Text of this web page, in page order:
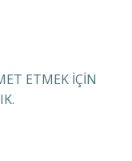
ETMEK İÇİN